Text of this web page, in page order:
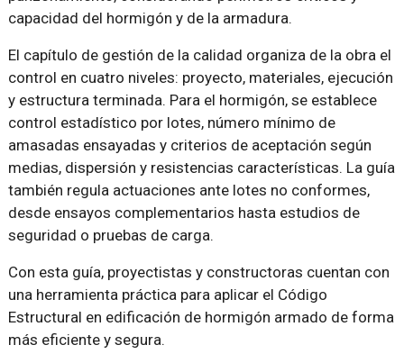
capacidad del hormigón y de la armadura.
El capítulo de gestión de la calidad organiza de la obra el
control en cuatro niveles: proyecto, materiales, ejecución
y estructura terminada. Para el hormigón, se establece
control estadístico por lotes, número mínimo de
amasadas ensayadas y criterios de aceptación según
medias, dispersión y resistencias características. La guía
también regula actuaciones ante lotes no conformes,
desde ensayos complementarios hasta estudios de
seguridad o pruebas de carga.
Con esta guía, proyectistas y constructoras cuentan con
una herramienta práctica para aplicar el Código
Estructural en edificación de hormigón armado de forma
más eficiente y segura.